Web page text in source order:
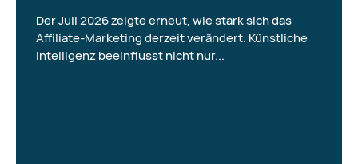
Der Juli 2026 zeigte erneut, wie stark sich das
Affiliate-Marketing derzeit verändert. Künstliche
Intelligenz beeinflusst nicht nur...